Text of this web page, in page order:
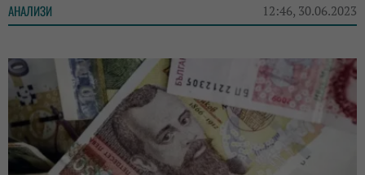
АНАЛИЗИ 12:46, 30.06.2023